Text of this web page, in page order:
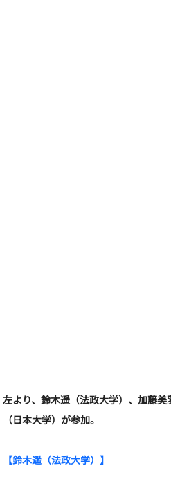
左より、鈴木遥（法政大学）、加藤
（日本大学）が参加。
【鈴木遥（法政大学）】